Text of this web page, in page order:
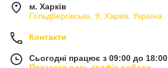
м. Харків
Гольдбергівська, 9, Харків, Україна
Контакти
Сьогодні працює з 09:00 до 18:00